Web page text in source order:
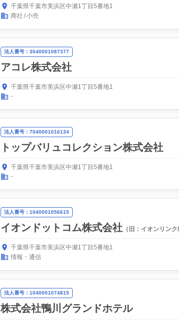
千葉県千葉市美浜区中瀬1丁目5番地1
商社 小売
法人番号：3040001087377
アコレ株式会社
千葉県千葉市美浜区中瀬1丁目5番地1
-
法人番号：7040001016134
トップバリュコレクション株式会社
千葉県千葉市美浜区中瀬1丁目5番地1
-
法人番号：1040001056615
イオンドットコム株式会社 （旧：イオンリンク
千葉県千葉市美浜区中瀬1丁目5番地1
情報・通信
法人番号：1040001074815
株式会社鴨川グランドホテル